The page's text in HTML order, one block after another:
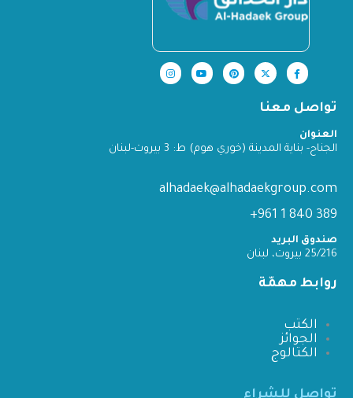
تواصل معنا
العنوان
الجناح- بناية المدينة (خوري هوم) ط: 3 بيروت-لبنان
alhadaek@alhadaekgroup.com
389 840 1 961+
صندوق البريد
25/216 بيروت، لبنان
روابط مهمّة
الكتب
الجوائز
الكتالوج
تواصل للشراء